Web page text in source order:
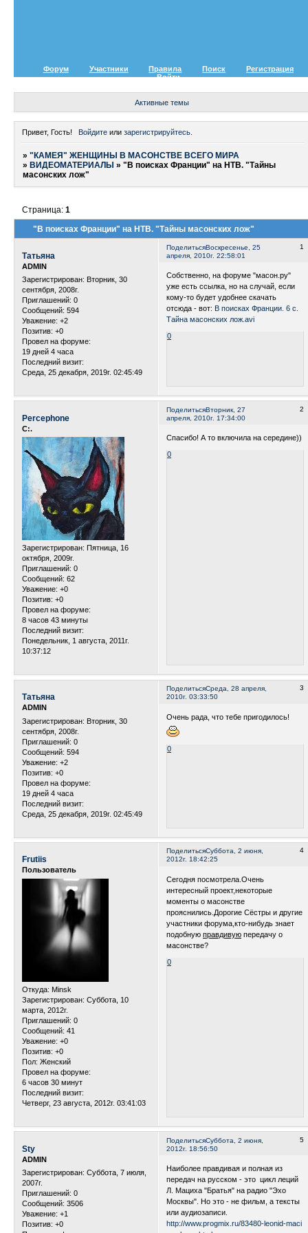
Форум Участники Правила Поиск
Регистрация
Войти
Активные темы
Привет, Гость! Войдитеили зарегистрируйтесь.
»"КАМЕЯ" ЖЕНЩИНЫ В МАСОНСТВЕ ВСЕГО МИРА
» ВИДЕОМАТЕРИАЛЫ »"В поисках Франции" на НТВ. "Тайны
масонских лож"
"В поисках Франции" на НТВ. "Тайны масонских лож"
Страница:1
Поделиться 1
Воскресенье, 25
апреля, 2010г. 22:58:01
Татьяна
ADMIN
Зарегистрирован: Вторник, 30
сентября, 2008г.
Приглашений: 0
Сообщений: 594
Уважение: +2
Позитив: +0
Провел на форуме:
19 дней 4 часа
Последний визит:
Среда, 25 декабря, 2019г. 02:45:49
Собственно, на форуме "масон.ру"
уже есть ссылка, но на случай, если
кому-то будет удобнее скачать
отсюда - вот: В поисках Франции. 6 с.
Тайна масонских лож.avi
0
Поделиться 2
Вторник, 27
апреля, 2010г. 17:34:00
Percephone
С:.
Зарегистрирован: Пятница, 16
октября, 2009г.
Приглашений: 0
Сообщений: 62
Уважение: +0
Позитив: +0
Провел на форуме:
8 часов 43 минуты
Последний визит:
Понедельник, 1 августа, 2011г.
10:37:12
Спасибо! А то включила на середине))
0
Поделиться 3
Среда, 28 апреля,
2010г. 03:33:50
Татьяна
ADMIN
Зарегистрирован: Вторник, 30
сентября, 2008г.
Приглашений: 0
Сообщений: 594
Уважение: +2
Позитив: +0
Провел на форуме:
19 дней 4 часа
Последний визит:
Среда, 25 декабря, 2019г. 02:45:49
Очень рада, что тебе пригодилось!
0
Поделиться 4
Суббота, 2 июня,
2012г. 18:42:25
Frutiis
Пользователь
Откуда: Minsk
Зарегистрирован: Суббота, 10
марта, 2012г.
Приглашений: 0
Сообщений: 41
Уважение: +0
Позитив: +0
Пол: Женский
Провел на форуме:
6 часов 30 минут
Последний визит:
Четверг, 23 августа, 2012г. 03:41:03
Сегодня посмотрела.Очень
интересный проект,некоторые
моменты о масонстве
прояснились.Дорогие Сёстры и другие
участники форума,кто-нибудь знает
подобнуюправдивую передачу о
масонстве?
0
Поделиться 5
Суббота, 2 июня,
2012г. 18:56:50
Sty
ADMIN
Зарегистрирован: Суббота, 7 июля,
2007г.
Приглашений: 0
Сообщений: 3506
Уважение: +1
Позитив: +0
Наиболее правдивая и полная из
передач на русском - это цикл леций
Л. Мациха "Братья" на радио "Эхо
Москвы". Но это - не фильм, а тексты
или аудиозаписи.
http://www.progmix.ru/83480-leonid-maci